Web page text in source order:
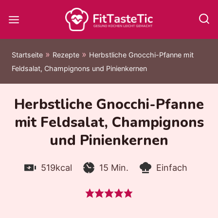
Inhalt
Startseite » Rezepte » Herbstliche Gnocchi-Pfanne mit
Feldsalat, Champignons und Pinienkernen
Herbstliche Gnocchi-Pfanne
mit Feldsalat, Champignons
und Pinienkernen
Kalorien:
519kcal Zubereitungszeit:
15 Minuten
Min. Level:
Einfach